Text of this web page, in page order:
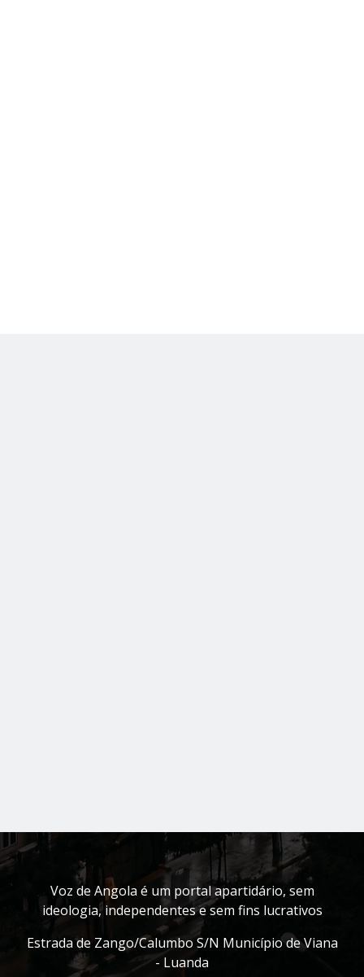
Voz de Angola é um portal apartidário, sem
ideologia, independentes e sem fins lucrativos
Estrada de Zango/Calumbo S/N Município de Viana
- Luanda